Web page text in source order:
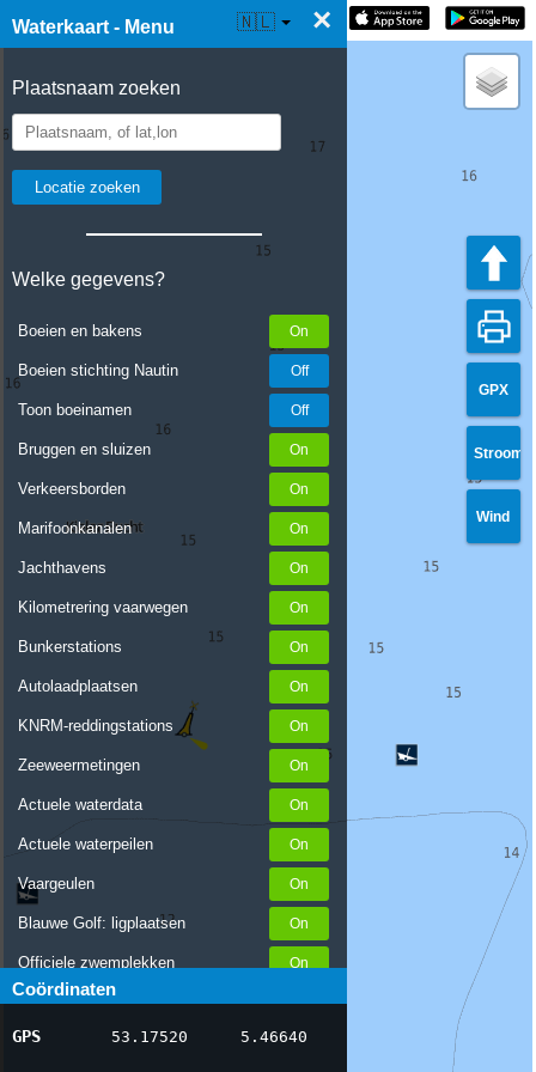
Waterkaart - Menu ×
Plaatsnaam zoeken
Welke gegevens?
Boeien en bakens
Boeien stichting Nautin
Toon boeinamen
Bruggen en sluizen
Verkeersborden
Marifoonkanalen
Jachthavens
Kilometrering vaarwegen
Bunkerstations
Autolaadplaatsen
KNRM-reddingstations
Zeeweermetingen
Actuele waterdata
Actuele waterpeilen
Vaargeulen
Blauwe Golf: ligplaatsen
Officiele zwemplekken
Stremmingen/hinder
AIS scheepsposities
Coördinaten
GPS 53.17520 5.46640
☰ Waterkaart Live 🇳🇱
GPX
Stroom
Wind